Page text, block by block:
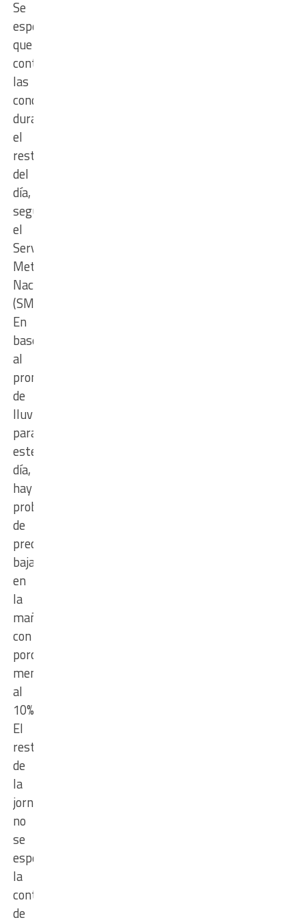
Se
espera
que
continúen
las
condiciones
durante
el
resto
del
día,
según
el
Servicio
Meteorológico
Nacional
(SMN)
En
base
al
pronóstico
de
lluvias
para
este
día,
hay
probabilidad
de
precipitaciones
baja
en
la
mañana
con
porcentajes
menores
al
10%.
El
resto
de
la
jornada
no
se
esperan
la
continuidad
de